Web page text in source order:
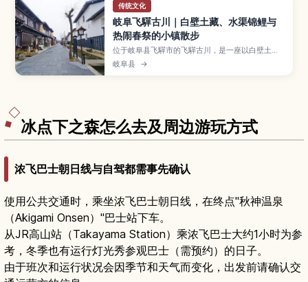
传统文化
岐阜飞驒古川｜白壁土藏、水渠锦鲤与
热闹春祭的小镇散步
位于岐阜县飞驒市的飞驒古川，是一座以白壁土
藏、铺石小路与瀬户川水渠中游动的锦鲤闻名的宁
静小镇，也是动画电影取景地之一。本文介绍古街
岐阜县 →
冰点下之森怎么去及周边游玩方式
浓飞巴士朝日线与自驾都需事先确认
使用公共交通时，乘坐浓飞巴士朝日线，在终点"秋神温泉
（Akigami Onsen）"巴士站下车。
从JR高山站（Takayama Station）乘浓飞巴士大约1小时为参
考，冬季也有运行灯光秀参观巴士（需预约）的日子。
由于班次和运行状况会因季节和天气而变化，出发前请确认交